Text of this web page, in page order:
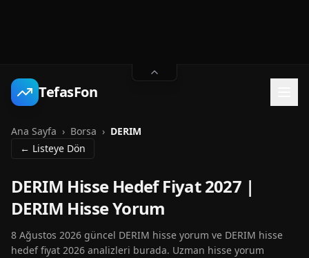
TefasFon
Ana Sayfa › Borsa › DERIM
← Listeye Dön
DERIM Hisse Hedef Fiyat 2027 |
DERIM Hisse Yorum
8 Ağustos 2026 güncel DERIM hisse yorum ve DERIM hisse
hedef fiyat 2026 analizleri burada. Uzman hisse yorum